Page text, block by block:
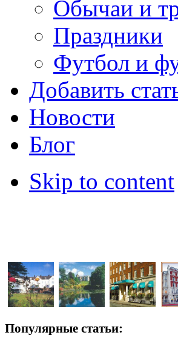
Обычаи и
Праздники
Футбол и
Добавить
Новости
Блог
Skip to content
Популярные статьи: